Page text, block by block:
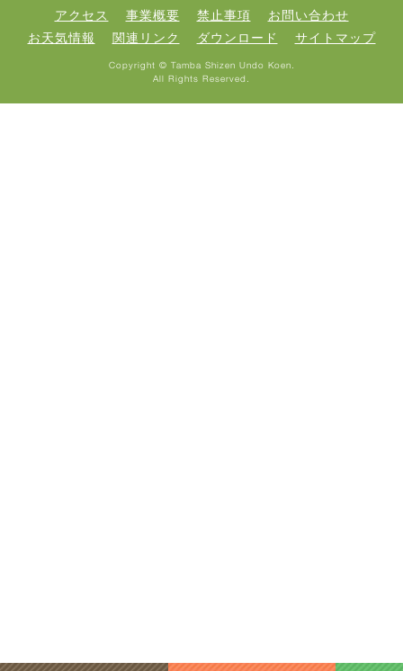
アクセス 事業概要 禁止事項
お問い合わせ
お天気情報
関連リンク ダウンロード サイトマップ
Copyright © Tamba Shizen Undo Koen.
All Rights Reserved.